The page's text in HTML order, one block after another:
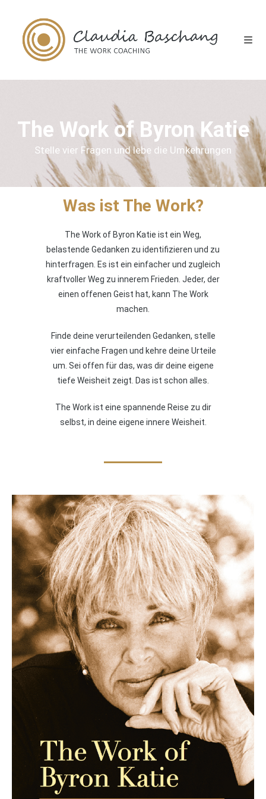
The Work of Byron Katie
Stelle vier Fragen und lebe die Umkehrungen
Was ist The Work?
The Work of Byron Katie ist ein Weg,
belastende Gedanken zu identifizieren und zu
hinterfragen. Es ist ein einfacher und zugleich
kraftvoller Weg zu innerem Frieden. Jeder, der
einen offenen Geist hat, kann The Work
machen.
Finde deine verurteilenden Gedanken, stelle
vier einfache Fragen und kehre deine Urteile
um. Sei offen für das, was dir deine eigene
tiefe Weisheit zeigt. Das ist schon alles.
The Work ist eine spannende Reise zu dir
selbst, in deine eigene innere Weisheit.